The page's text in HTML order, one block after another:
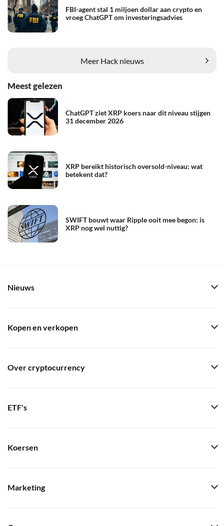
FBI-agent stal 1 miljoen dollar aan crypto en
vroeg ChatGPT om investeringsadvies
Meer Hack nieuws
Meest gelezen
ChatGPT ziet XRP koers naar dit niveau stijgen
31 december 2026
XRP bereikt historisch oversold-niveau: wat
betekent dat?
SWIFT bouwt waar Ripple ooit mee begon: is
XRP nog wel nuttig?
Nieuws
Kopen en verkopen
Over cryptocurrency
ETF's
Koersen
Marketing